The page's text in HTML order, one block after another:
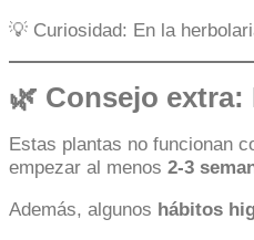
💡 Curiosidad: En la
🌿 Consejo
Estas plantas no funcionan
empezar al menos 2-3
Además, algunos hábitos